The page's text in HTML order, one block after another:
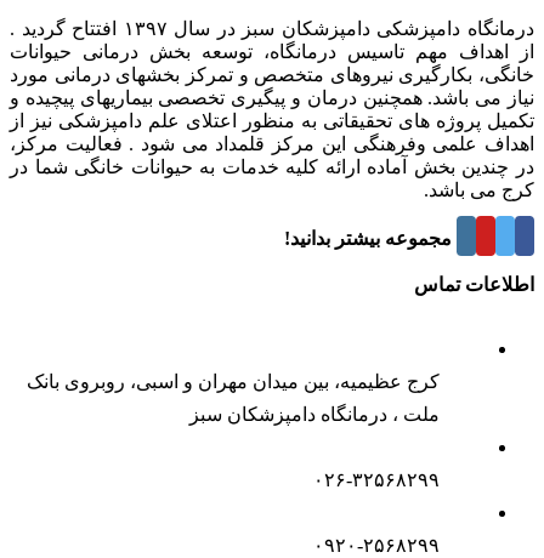
درمانگاه دامپزشکی دامپزشکان سبز در سال ۱۳۹۷ افتتاح گردید .
از اهداف مهم تاسیس درمانگاه، توسعه بخش درمانی حیوانات
خانگی، بکارگیری نیروهای متخصص و تمرکز بخشهای درمانی مورد
نیاز می باشد. همچنین درمان و پیگیری تخصصی بیماریهای پیچیده و
تکمیل پروژه های تحقیقاتی به منظور اعتلای علم دامپزشکی نیز از
اهداف علمی وفرهنگی این مرکز قلمداد می شود . فعالیت مرکز،
در چندین بخش آماده ارائه کلیه خدمات به حیوانات خانگی شما در
کرج می باشد.
درباره این مجموعه بیشتر بدانید!
اطلاعات تماس
کرج عظیمیه، بین میدان مهران و اسبی، روبروی بانک
ملت ، درمانگاه دامپزشکان سبز
۰۲۶-۳۲۵۶۸۲۹۹
۰۹۲۰-۲۵۶۸۲۹۹